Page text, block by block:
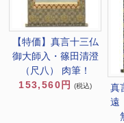
【特価】真言十三仏
御大師入・篠田清澄
（尺八） 肉筆！
153,560円
(税込)
真
遠